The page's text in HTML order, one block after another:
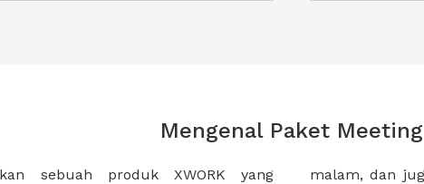
Mengenal Paket Meeting
sebuah produk XWORK yang
disela-sela acara meeting Anda.